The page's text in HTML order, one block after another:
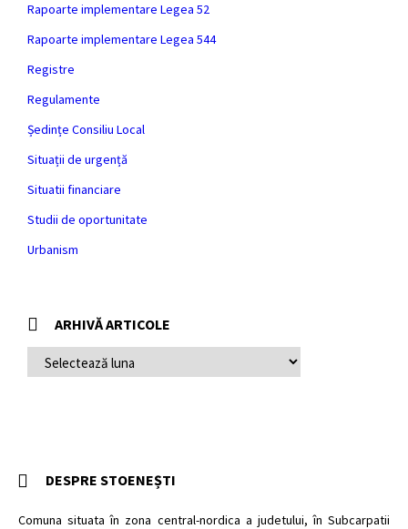
Rapoarte implementare Legea 52
Rapoarte implementare Legea 544
Registre
Regulamente
Ședințe Consiliu Local
Situații de urgență
Situatii financiare
Studii de oportunitate
Urbanism
ARHIVĂ ARTICOLE
ARTICOLE
DESPRE STOENEȘTI
Comuna situata în zona central-nordica a judetului, în Subcarpatii